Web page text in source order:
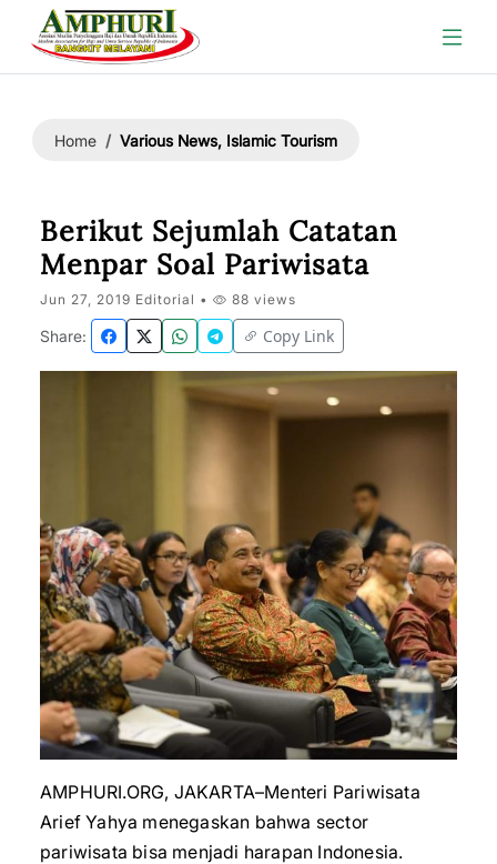
Home Various News, Islamic Tourism
Berikut Sejumlah Catatan
Menpar Soal Pariwisata
Jun 27, 2019 Editorial • 88 views
Share: Copy Link
AMPHURI.ORG, JAKARTA–Menteri Pariwisata
Arief Yahya menegaskan bahwa sector
pariwisata bisa menjadi harapan Indonesia.